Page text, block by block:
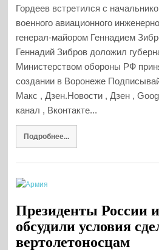
Гордеев встретился с
военного авиационного
генерал-майором Геннадием
Геннадий Зибров доложил
Министерством обороны РФ
создании в Воронеже
Макс , Дзен.Новости , Дзен ,
канал , Вконтакте...
Подробнее...
Президенты России
обсудили условия
вертолетоносцам